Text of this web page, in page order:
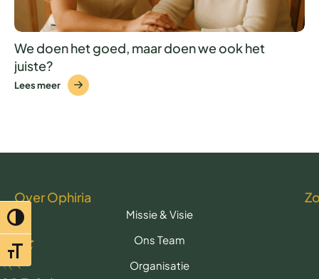
Toggle hoog contrast
Toggle lettertypegrootte
We doen het goed, maar doen we ook het
juiste?
Lees meer
Over Ophiria
Missie & Visie
Ons Team
Organisatie